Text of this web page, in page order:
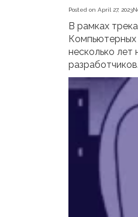
Posted on April 27, 2023
В рамках
Компьютерных
несколько